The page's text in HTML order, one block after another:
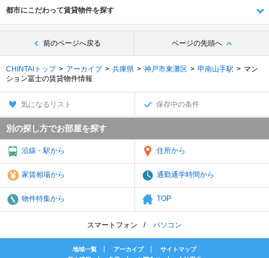
都市にこだわって賃貸物件を探す
前のページへ戻る ページの先頭へ
CHINTAIトップ アーカイブ 兵庫県 神戸市東灘区 甲南山手駅
マン
ション冨士の賃貸物件情報
気になるリスト 保存中の条件
別の探し方でお部屋を探す
沿線・駅から 住所から
家賃相場から 通勤通学時間から
物件特集から TOP
スマートフォン パソコン
地域一覧 アーカイブ
サイトマップ